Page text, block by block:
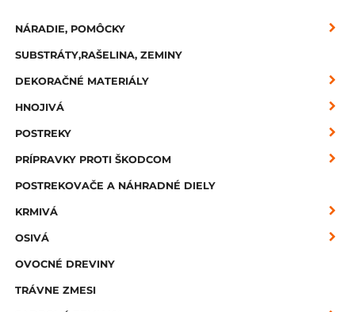
NÁRADIE, POMÔCKY
SUBSTRÁTY,RAŠELINA, ZEMINY
DEKORAČNÉ MATERIÁLY
HNOJIVÁ
POSTREKY
PRÍPRAVKY PROTI ŠKODCOM
POSTREKOVAČE A NÁHRADNÉ DIELY
KRMIVÁ
OSIVÁ
OVOCNÉ DREVINY
TRÁVNE ZMESI